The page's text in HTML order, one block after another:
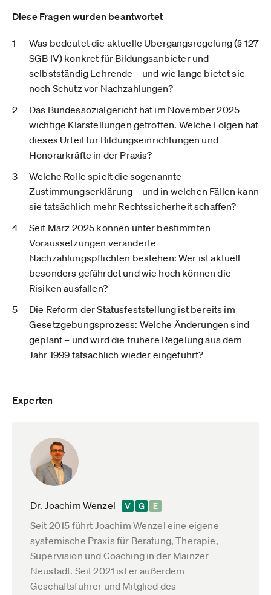
Diese Fragen wurden beantwortet
Was bedeutet die aktuelle Übergangsregelung (§ 127
SGB IV) konkret für Bildungsanbieter und
selbstständig Lehrende – und wie lange bietet sie
noch Schutz vor Nachzahlungen?
Das Bundessozialgericht hat im November 2025
wichtige Klarstellungen getroffen. Welche Folgen hat
dieses Urteil für Bildungseinrichtungen und
Honorarkräfte in der Praxis?
Welche Rolle spielt die sogenannte
Zustimmungserklärung – und in welchen Fällen kann
sie tatsächlich mehr Rechtssicherheit schaffen?
Seit März 2025 können unter bestimmten
Voraussetzungen veränderte
Nachzahlungspflichten bestehen: Wer ist aktuell
besonders gefährdet und wie hoch können die
Risiken ausfallen?
Die Reform der Statusfeststellung ist bereits im
Gesetzgebungsprozess: Welche Änderungen sind
geplant – und wird die frühere Regelung aus dem
Jahr 1999 tatsächlich wieder eingeführt?
Experten
Dr. Joachim Wenzel
Seit 2015 führt Joachim Wenzel eine eigene
systemische Praxis für Beratung, Therapie,
Supervision und Coaching in der Mainzer
Neustadt. Seit 2021 ist er außerdem
Geschäftsführer und Mitglied des